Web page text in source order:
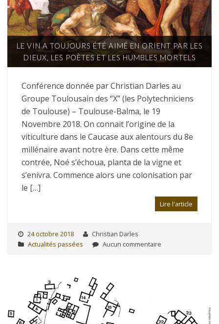
LE VIN A TOUJOURS ÉTÉ AIMÉ EN ORIENT PAR LES
DIEUX, LES POÈTES ET LES HUMBLES MORTELS
Conférence donnée par Christian Darles au
Groupe Toulousain des “X” (les Polytechniciens
de Toulouse) – Toulouse-Balma, le 19
Novembre 2018. On connait l’origine de la
viticulture dans le Caucase aux alentours du 8e
millénaire avant notre ère. Dans cette même
contrée, Noé s’échoua, planta de la vigne et
s’enivra. Commence alors une colonisation par
le […]
Lire l'article
24 octobre 2018
Christian Darles
Actualités passées
Aucun commentaire